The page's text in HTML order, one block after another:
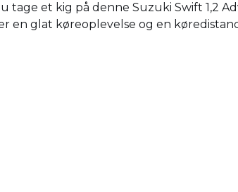
et kig på denne Suzuki Swift 1,2
en glat køreoplevelse og en